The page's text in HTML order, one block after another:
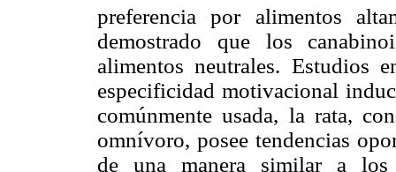
preferencia por alimentos
demostrado que los
alimentos neutrales. Estudios
especificidad motivacional
comúnmente usada, la rata,
omnívoro, posee tendencias
de una manera similar a los